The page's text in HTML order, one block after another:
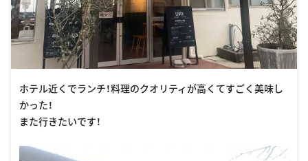
ホテル近くでランチ！料理のクオリティが高くてすごく美味し
かった！
また行きたいです！